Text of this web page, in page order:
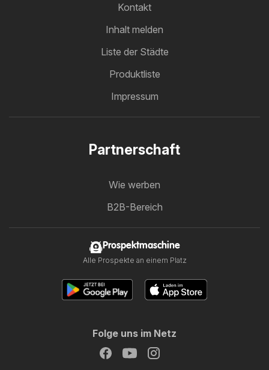
Kontakt
Inhalt melden
Liste der Städte
Produktliste
Impressum
Partnerschaft
Wie werben
B2B-Bereich
Prospektmaschine
Alle Prospekte an einem Platz
Folge uns im Netz